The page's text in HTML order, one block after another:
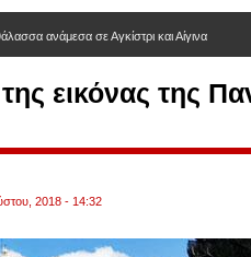
ανάμεσα σε Αγκίστρι και Αίγινα
εικόνας της
2018 - 14:32